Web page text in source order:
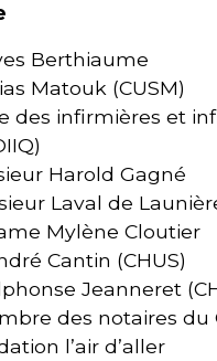
Berthiaume
Matouk (CUSM)
des infirmières et
Harold Gagné
Laval de
Mylène Cloutier
Cantin (CHUS)
Jeanneret
des notaires du
l’air d’aller